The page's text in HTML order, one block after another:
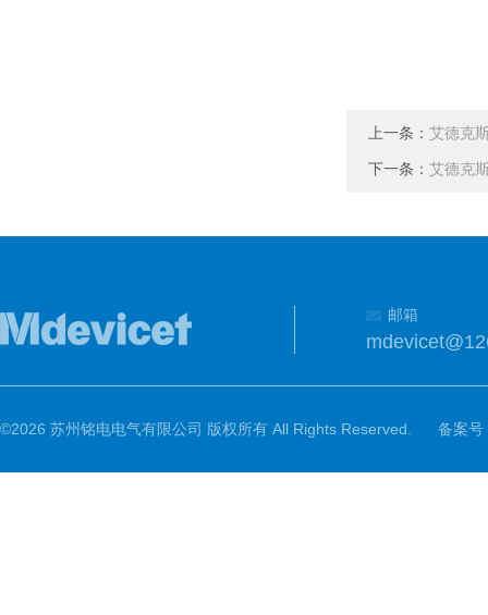
上一条： 艾德克
下一条： 艾德克
邮箱
©2026 苏州铭电电气有限公司 版权所有 All Rights Reserved. 备案号